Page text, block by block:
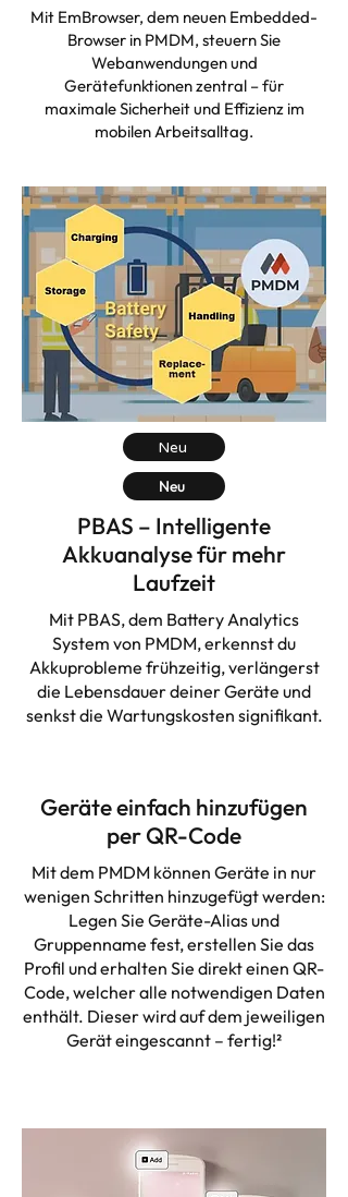
Mit EmBrowser, dem neuen Embedded-
Browser in PMDM, steuern Sie
Webanwendungen und
Gerätefunktionen zentral – für
maximale Sicherheit und Effizienz im
mobilen Arbeitsalltag.
Neu
Neu
PBAS – Intelligente
Akkuanalyse für mehr
Laufzeit
Mit PBAS, dem Battery Analytics
System von PMDM, erkennst du
Akkuprobleme frühzeitig, verlängerst
die Lebensdauer deiner Geräte und
senkst die Wartungskosten signifikant.
Geräte einfach hinzufügen
per QR-Code
Mit dem PMDM können Geräte in nur
wenigen Schritten hinzugefügt werden:
Legen Sie Geräte-Alias und
Gruppenname fest, erstellen Sie das
Profil und erhalten Sie direkt einen QR-
Code, welcher alle notwendigen Daten
enthält. Dieser wird auf dem jeweiligen
Gerät eingescannt – fertig!²